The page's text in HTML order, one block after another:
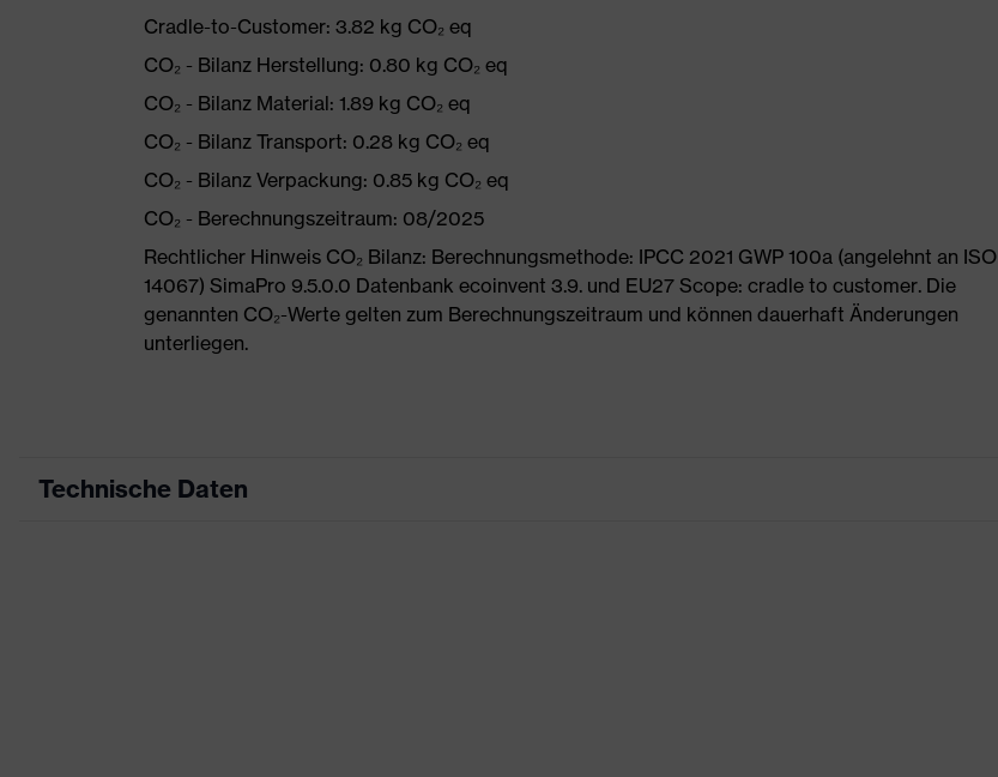
Cradle-to-Customer: 3.82 kg CO₂ eq
CO₂ - Bilanz Herstellung: 0.80 kg CO₂ eq
CO₂ - Bilanz Material: 1.89 kg CO₂ eq
CO₂ - Bilanz Transport: 0.28 kg CO₂ eq
CO₂ - Bilanz Verpackung: 0.85 kg CO₂ eq
CO₂ - Berechnungszeitraum: 08/2025
Rechtlicher Hinweis CO₂ Bilanz: Berechnungsmethode: IPCC 2021 GWP 100a (angelehnt an ISO
14067) SimaPro 9.5.0.0 Datenbank ecoinvent 3.9. und EU27 Scope: cradle to customer. Die
genannten CO₂-Werte gelten zum Berechnungszeitraum und können dauerhaft Änderungen
unterliegen.
Technische Daten